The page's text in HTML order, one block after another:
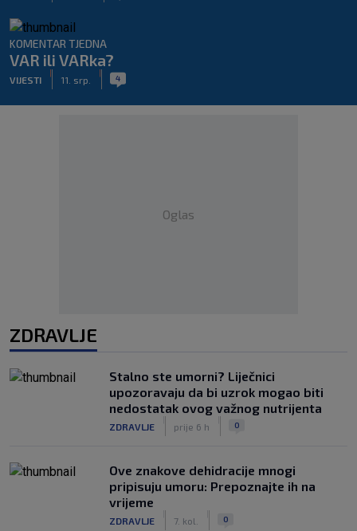
KOMENTAR TJEDNA
VAR ili VARka?
VIJESTI 11. srp. 4
Oglas
ZDRAVLJE
Stalno ste umorni? Liječnici
upozoravaju da bi uzrok mogao biti
nedostatak ovog važnog nutrijenta
ZDRAVLJE prije 6 h 0
Ove znakove dehidracije mnogi
pripisuju umoru: Prepoznajte ih na
vrijeme
ZDRAVLJE 7. kol. 0